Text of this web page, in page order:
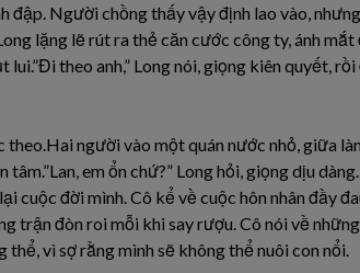
đập. Người chồng thấy vậy định lao vào,
lặng lẽ rút ra thẻ căn cước công ty, ánh
theo anh,” Long nói, giọng kiên quyết,
theo.Hai người vào một quán nước nhỏ, giữa
tâm.”Lan, em ổn chứ?” Long hỏi, giọng dịu
cuộc đời mình. Cô kể về cuộc hôn nhân đầy
trận đòn roi mỗi khi say rượu. Cô nói về
vì sợ rằng mình sẽ không thể nuôi con nổi.